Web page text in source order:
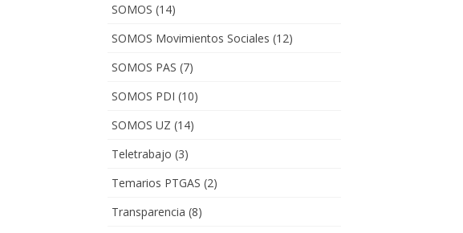
SOMOS (14)
SOMOS Movimientos Sociales (12)
SOMOS PAS (7)
SOMOS PDI (10)
SOMOS UZ (14)
Teletrabajo (3)
Temarios PTGAS (2)
Transparencia (8)